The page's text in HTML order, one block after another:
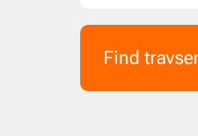
Find